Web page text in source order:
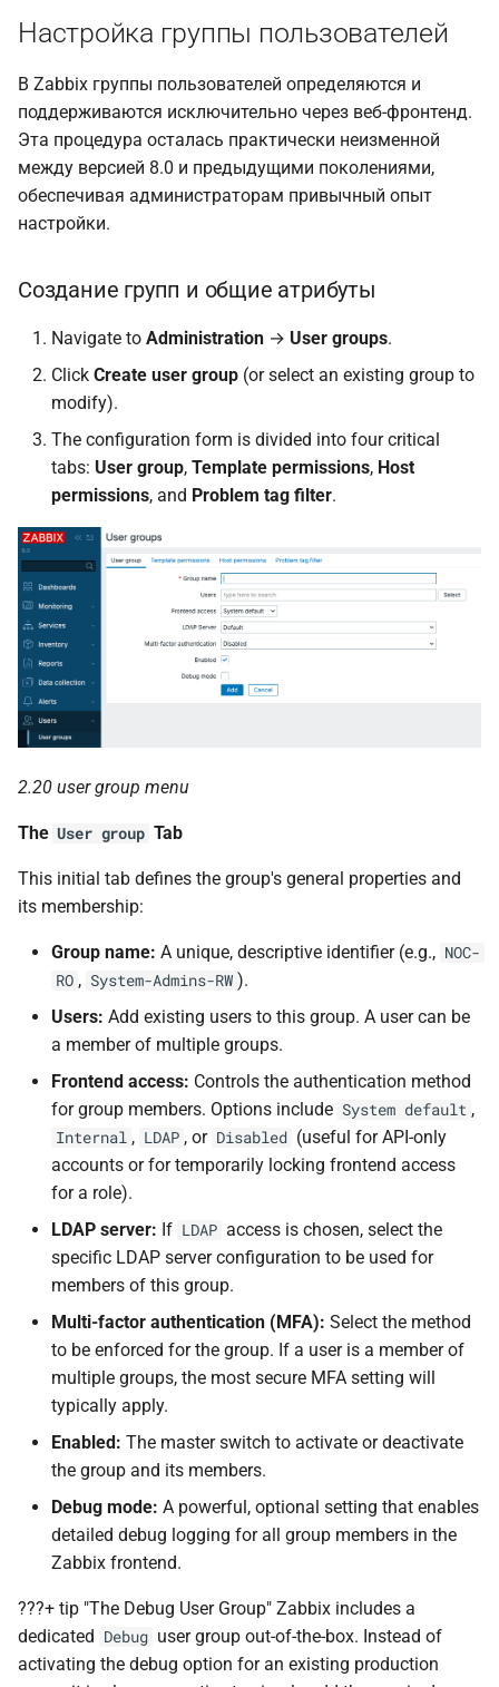
Настройка группы пользователей
В Zabbix группы пользователей определяются и
поддерживаются исключительно через веб-фронтенд.
Эта процедура осталась практически неизменной
между версией 8.0 и предыдущими поколениями,
обеспечивая администраторам привычный опыт
настройки.
Создание групп и общие атрибуты
Navigate to Administration → User groups.
Click Create user group (or select an existing group to
modify).
The configuration form is divided into four critical
tabs: User group, Template permissions, Host
permissions, and Problem tag filter.
2.20 user group menu
The User group Tab
This initial tab defines the group's general properties and
its membership:
Group name: A unique, descriptive identifier (e.g., NOC-
RO , System-Admins-RW ).
Users: Add existing users to this group. A user can be
a member of multiple groups.
Frontend access: Controls the authentication method
for group members. Options include System default ,
Internal , LDAP , or Disabled (useful for API-only
accounts or for temporarily locking frontend access
for a role).
LDAP server: If LDAP access is chosen, select the
specific LDAP server configuration to be used for
members of this group.
Multi-factor authentication (MFA): Select the method
to be enforced for the group. If a user is a member of
multiple groups, the most secure MFA setting will
typically apply.
Enabled: The master switch to activate or deactivate
the group and its members.
Debug mode: A powerful, optional setting that enables
detailed debug logging for all group members in the
Zabbix frontend.
???+ tip "The Debug User Group" Zabbix includes a
dedicated Debug user group out-of-the-box. Instead of
activating the debug option for an existing production